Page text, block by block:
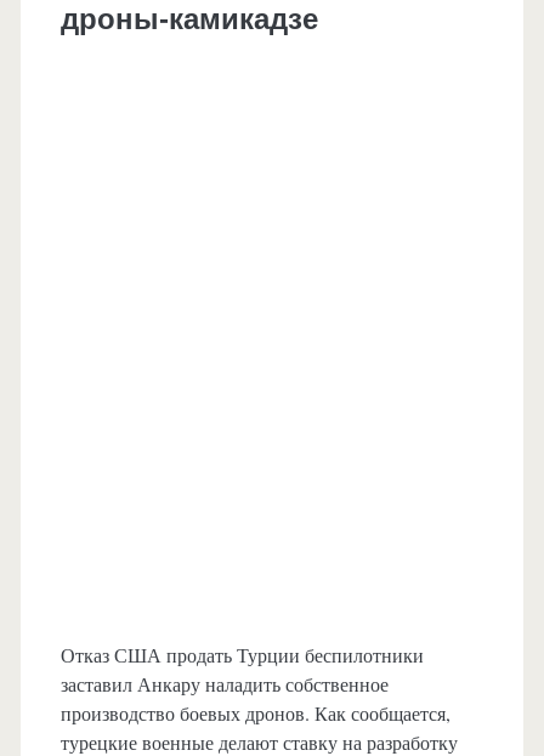
дроны-камикадзе
Отказ США продать Турции беспилотники
заставил Анкару наладить собственное
производство боевых дронов. Как сообщается,
турецкие военные делают ставку на разработку